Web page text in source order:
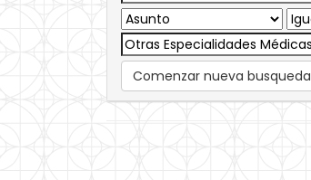
Comenzar nueva busqueda